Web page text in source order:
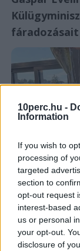
10perc.hu -
Information
If you wish to
processing of
targeted
section to
opt-out request
interest-based
us or personal
your opt-out.
disclosure of
fáradozásait
Szijjártó Péter